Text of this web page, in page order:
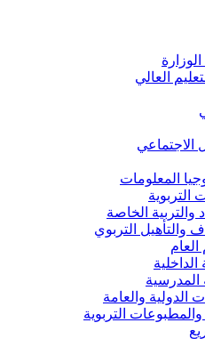
العالي
المعلومات
التربوية
والتربية الخاصة
والتأهيل التربوي
الدولية والعامة
التربوية